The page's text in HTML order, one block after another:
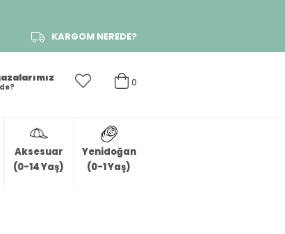
KARGOM NEREDE?
0
Aksesuar
(0-14 Yaş)
Yenidoğan
(0-1 Yaş)